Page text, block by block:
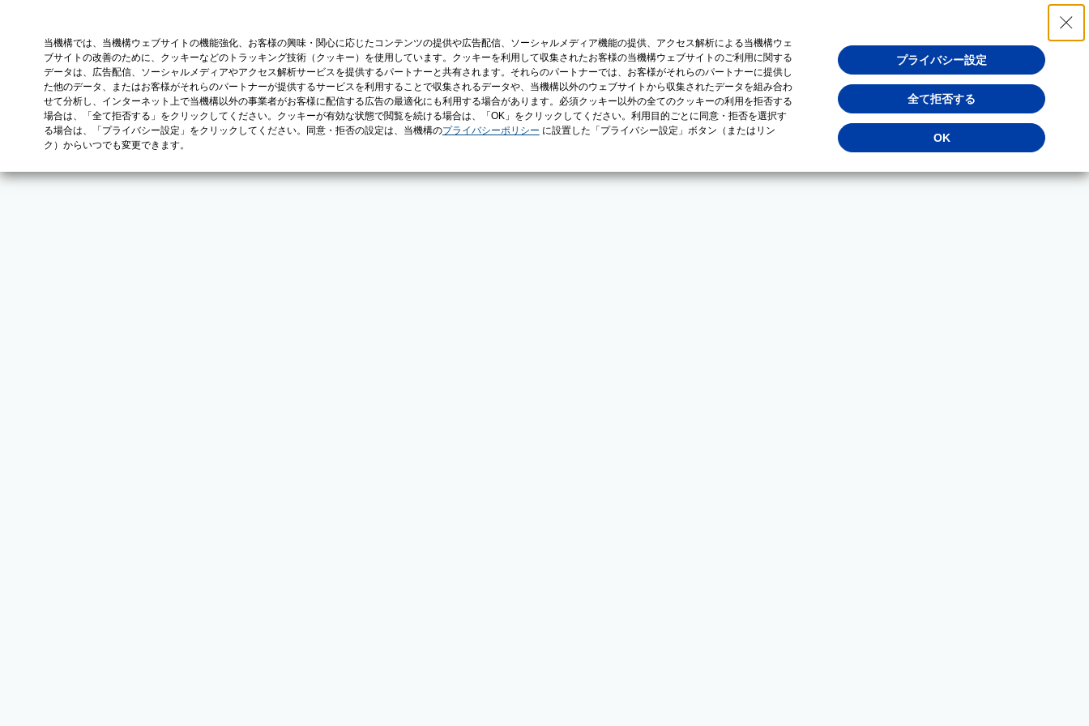
当機構では、当機構ウェブサイトの機能強化、お客様の興味・関心に応じたコンテンツの提供や広告配信、ソーシャルメディア機能の提供、アクセス解析による当機構ウェ
ブサイトの改善のために、クッキーなどのトラッキング技術（クッキー）を使用しています。クッキーを利用して収集されたお客様の当機構ウェブサイトのご利用に関する
データは、広告配信、ソーシャルメディアやアクセス解析サービスを提供するパートナーと共有されます。それらのパートナーでは、お客様がそれらのパートナーに提供し
た他のデータ、またはお客様がそれらのパートナーが提供するサービスを利用することで収集されるデータや、当機構以外のウェブサイトから収集されたデータを組み合わ
せて分析し、インターネット上で当機構以外の事業者がお客様に配信する広告の最適化にも利用する場合があります。必須クッキー以外の全てのクッキーの利用を拒否する
場合は、「全て拒否する」をクリックしてください。クッキーが有効な状態で閲覧を続ける場合は、「OK」をクリックしてください。利用目的ごとに同意・拒否を選択す
る場合は、「プライバシー設定」をクリックしてください。同意・拒否の設定は、当機構のプライバシーポリシー に設置した「プライバシー設定」ボタン（またはリン
ク）からいつでも変更できます。
プライバシー設定
全て拒否する
OK